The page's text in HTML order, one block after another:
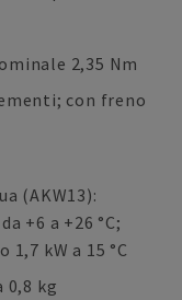
2,35 Nm
con freno
(AKW13):
+6 a +26 °C;
kW a 15 °C
0,8 kg